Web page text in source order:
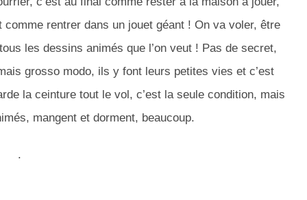
comme rentrer dans un jouet géant ! On va voler, être
les dessins animés que l’on veut ! Pas de secret,
grosso modo, ils y font leurs petites vies et c’est
la ceinture tout le vol, c’est la seule condition, mais
mangent et dorment, beaucoup.
.